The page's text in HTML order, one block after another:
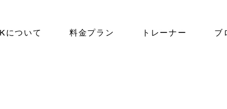
について 料金プラン トレーナー ブ